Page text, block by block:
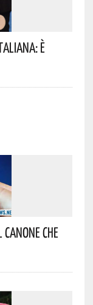
È
Che